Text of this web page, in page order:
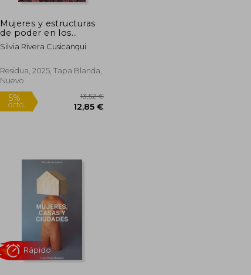
Mujeres y estructuras
de poder en los
Andes: de la
etnohistoria a la
Silvia Rivera Cusicanqui
Residua, 2025, Tapa Blanda,
Nuevo